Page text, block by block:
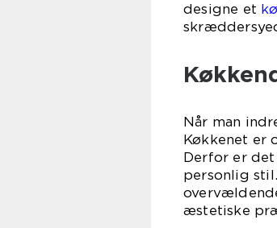
designe et
Når man
Køkkenet er
Derfor er
personlig
æstetiske